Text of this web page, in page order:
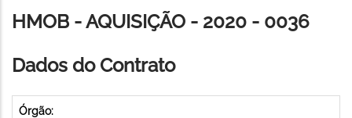
de
HMOB - AQUISIÇÃO - 2020 - 0036
Dados do Contrato
Órgão: